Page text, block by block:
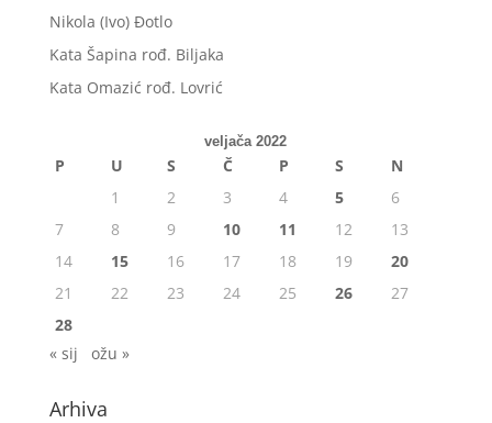
Nikola (Ivo) Đotlo
Kata Šapina rođ. Biljaka
Kata Omazić rođ. Lovrić
veljača 2022
P U S Č P S
N
1
2 3 4 5
6
7
8 9 10 11 12
13
14
15 16 17 18 19
20
21
22 23 24 25 26
27
28
« sij
ožu »
Arhiva